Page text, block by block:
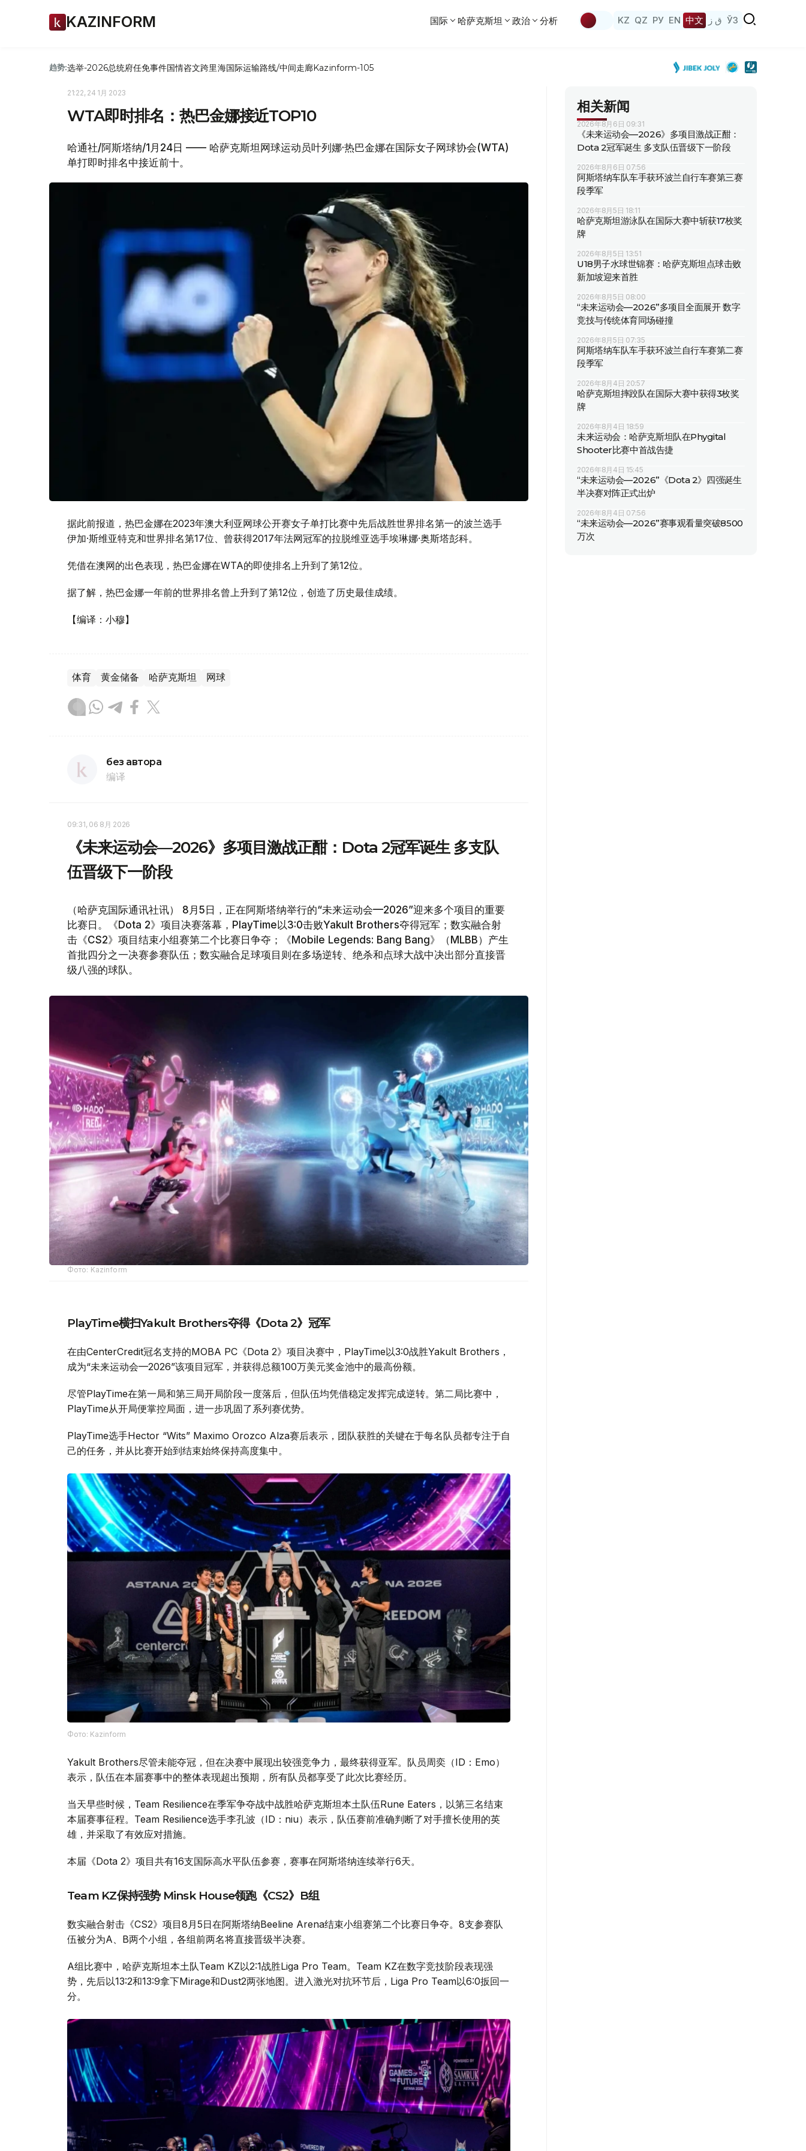
KAZINFORM 国际 哈萨克斯坦 政治 分析 KZ QZ РУ EN 中文 ق ز ЎЗ
趋势:选举-2026总统府任免事件国情咨文跨里海国际运输路线/中间走廊Kazinform-105
21:22, 24 1月 2023
WTA即时排名：热巴金娜接近TOP10
哈通社/阿斯塔纳/1月24日 —— 哈萨克斯坦网球运动员叶列娜·热巴金娜在国际女子网球协会(WTA)
单打即时排名中接近前十。
据此前报道，热巴金娜在2023年澳大利亚网球公开赛女子单打比赛中先后战胜世界排名第一的波兰选手
伊加·斯维亚特克和世界排名第17位、曾获得2017年法网冠军的拉脱维亚选手埃琳娜·奥斯塔彭科。
凭借在澳网的出色表现，热巴金娜在WTA的即使排名上升到了第12位。
据了解，热巴金娜一年前的世界排名曾上升到了第12位，创造了历史最佳成绩。
【编译：小穆】
体育 黄金储备 哈萨克斯坦 网球
без автора
编译
09:31, 06 8月 2026
《未来运动会—2026》多项目激战正酣：Dota 2冠军诞生 多支队
伍晋级下一阶段
（哈萨克国际通讯社讯） 8月5日，正在阿斯塔纳举行的“未来运动会—2026”迎来多个项目的重要
比赛日。《Dota 2》项目决赛落幕，PlayTime以3:0击败Yakult Brothers夺得冠军；数实融合射
击《CS2》项目结束小组赛第二个比赛日争夺；《Mobile Legends: Bang Bang》（MLBB）产生
首批四分之一决赛参赛队伍；数实融合足球项目则在多场逆转、绝杀和点球大战中决出部分直接晋
级八强的球队。
Фото: Kazinform
PlayTime横扫Yakult Brothers夺得《Dota 2》冠军
在由CenterCredit冠名支持的MOBA PC《Dota 2》项目决赛中，PlayTime以3:0战胜Yakult Brothers，
成为“未来运动会—2026”该项目冠军，并获得总额100万美元奖金池中的最高份额。
尽管PlayTime在第一局和第三局开局阶段一度落后，但队伍均凭借稳定发挥完成逆转。第二局比赛中，
PlayTime从开局便掌控局面，进一步巩固了系列赛优势。
PlayTime选手Hector “Wits” Maximo Orozco Alza赛后表示，团队获胜的关键在于每名队员都专注于自
己的任务，并从比赛开始到结束始终保持高度集中。
Фото: Kazinform
Yakult Brothers尽管未能夺冠，但在决赛中展现出较强竞争力，最终获得亚军。队员周奕（ID：Emo）
表示，队伍在本届赛事中的整体表现超出预期，所有队员都享受了此次比赛经历。
当天早些时候，Team Resilience在季军争夺战中战胜哈萨克斯坦本土队伍Rune Eaters，以第三名结束
本届赛事征程。Team Resilience选手李孔波（ID：niu）表示，队伍赛前准确判断了对手擅长使用的英
雄，并采取了有效应对措施。
本届《Dota 2》项目共有16支国际高水平队伍参赛，赛事在阿斯塔纳连续举行6天。
Team KZ保持强势 Minsk House领跑《CS2》B组
数实融合射击《CS2》项目8月5日在阿斯塔纳Beeline Arena结束小组赛第二个比赛日争夺。8支参赛队
伍被分为A、B两个小组，各组前两名将直接晋级半决赛。
A组比赛中，哈萨克斯坦本土队Team KZ以2:1战胜Liga Pro Team。Team KZ在数字竞技阶段表现强
势，先后以13:2和13:9拿下Mirage和Dust2两张地图。进入激光对抗环节后，Liga Pro Team以6:0扳回一
分。
相关新闻
2026年8月6日 09:31
《未来运动会—2026》多项目激战正酣：
Dota 2冠军诞生 多支队伍晋级下一阶段
2026年8月6日 07:56
阿斯塔纳车队车手获环波兰自行车赛第三赛
段季军
2026年8月5日 18:11
哈萨克斯坦游泳队在国际大赛中斩获17枚奖
牌
2026年8月5日 13:51
U18男子水球世锦赛：哈萨克斯坦点球击败
新加坡迎来首胜
2026年8月5日 08:00
“未来运动会—2026”多项目全面展开 数字
竞技与传统体育同场碰撞
2026年8月5日 07:35
阿斯塔纳车队车手获环波兰自行车赛第二赛
段季军
2026年8月4日 20:57
哈萨克斯坦摔跤队在国际大赛中获得3枚奖
牌
2026年8月4日 18:59
未来运动会：哈萨克斯坦队在Phygital
Shooter比赛中首战告捷
2026年8月4日 15:45
“未来运动会—2026”《Dota 2》四强诞生
半决赛对阵正式出炉
2026年8月4日 07:56
“未来运动会—2026”赛事观看量突破8500
万次